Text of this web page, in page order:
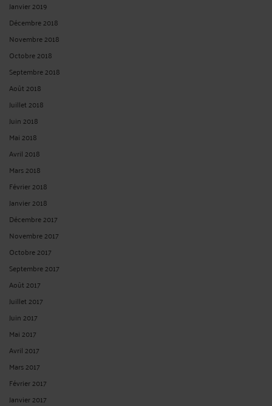
Janvier 2019
Décembre 2018
Novembre 2018
Octobre 2018
Septembre 2018
Août 2018
Juillet 2018
Juin 2018
Mai 2018
Avril 2018
Mars 2018
Février 2018
Janvier 2018
Décembre 2017
Novembre 2017
Octobre 2017
Septembre 2017
Août 2017
Juillet 2017
Juin 2017
Mai 2017
Avril 2017
Mars 2017
Février 2017
Janvier 2017